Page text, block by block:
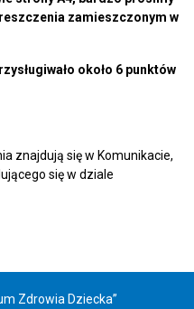
zamieszczonym w
około 6 punktów
znajdują się w Komunikacie,
się w dziale
Zdrowia Dziecka”